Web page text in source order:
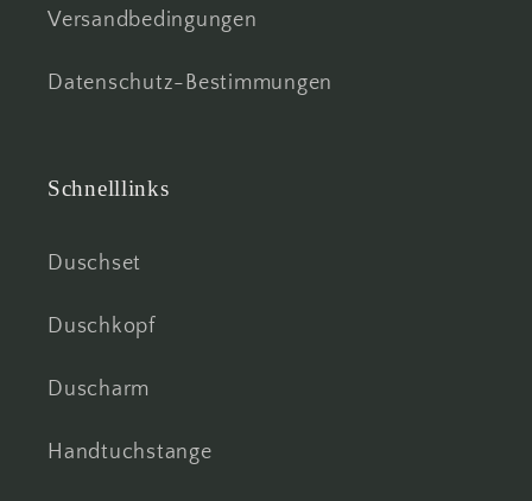
Versandbedingungen
Datenschutz-Bestimmungen
Schnelllinks
Duschset
Duschkopf
Duscharm
Handtuchstange